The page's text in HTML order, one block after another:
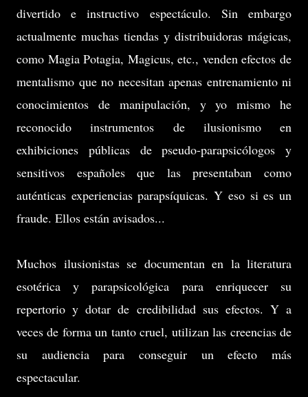
divertido e instructivo espectáculo. Sin embargo
actualmente muchas tiendas y distribuidoras mágicas,
como Magia Potagia, Magicus, etc., venden efectos de
mentalismo que no necesitan apenas entrenamiento ni
conocimientos de manipulación, y yo mismo he
reconocido instrumentos de ilusionismo en
exhibiciones públicas de pseudo-parapsicólogos y
sensitivos españoles que las presentaban como
auténticas experiencias parapsíquicas. Y eso si es un
fraude. Ellos están avisados...
Muchos ilusionistas se documentan en la literatura
esotérica y parapsicológica para enriquecer su
repertorio y dotar de credibilidad sus efectos. Y a
veces de forma un tanto cruel, utilizan las creencias de
su audiencia para conseguir un efecto más
espectacular.